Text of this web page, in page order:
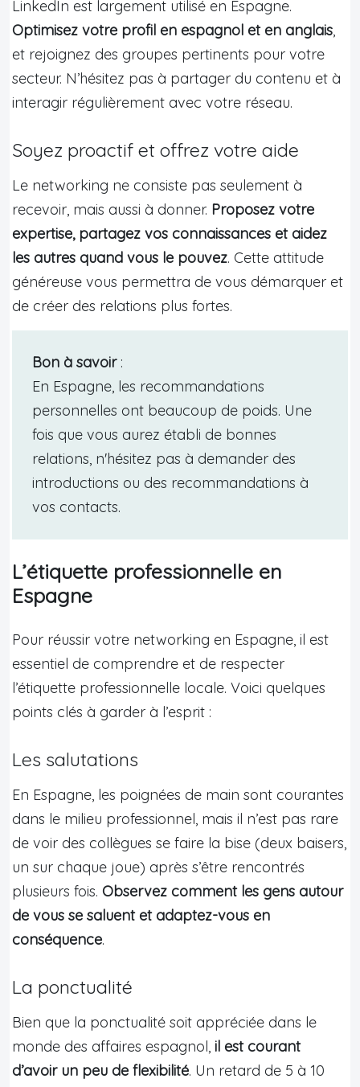
LinkedIn est largement utilisé en Espagne.
Optimisez votre profil en espagnol et en anglais,
et rejoignez des groupes pertinents pour votre
secteur. N’hésitez pas à partager du contenu et à
interagir régulièrement avec votre réseau.
Soyez proactif et offrez votre aide
Le networking ne consiste pas seulement à
recevoir, mais aussi à donner. Proposez votre
expertise, partagez vos connaissances et aidez
les autres quand vous le pouvez. Cette attitude
généreuse vous permettra de vous démarquer et
de créer des relations plus fortes.
Bon à savoir:
En Espagne, les recommandations
personnelles ont beaucoup de poids. Une
fois que vous aurez établi de bonnes
relations, n'hésitez pas à demander des
introductions ou des recommandations à
vos contacts.
L’étiquette professionnelle en
Espagne
Pour réussir votre networking en Espagne, il est
essentiel de comprendre et de respecter
l’étiquette professionnelle locale. Voici quelques
points clés à garder à l’esprit :
Les salutations
En Espagne, les poignées de main sont courantes
dans le milieu professionnel, mais il n’est pas rare
de voir des collègues se faire la bise (deux baisers,
un sur chaque joue) après s’être rencontrés
plusieurs fois. Observez comment les gens autour
de vous se saluent et adaptez-vous en
conséquence.
La ponctualité
Bien que la ponctualité soit appréciée dans le
monde des affaires espagnol, il est courant
d’avoir un peu de flexibilité. Un retard de 5 à 10